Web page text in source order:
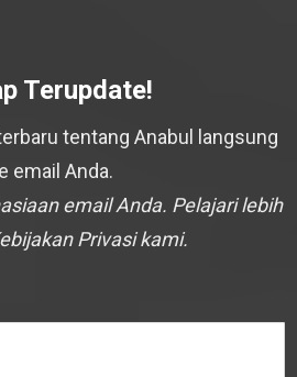
Terupdate!
tentang Anabul langsung
email Anda.
email Anda. Pelajari lebih
Privasi kami.